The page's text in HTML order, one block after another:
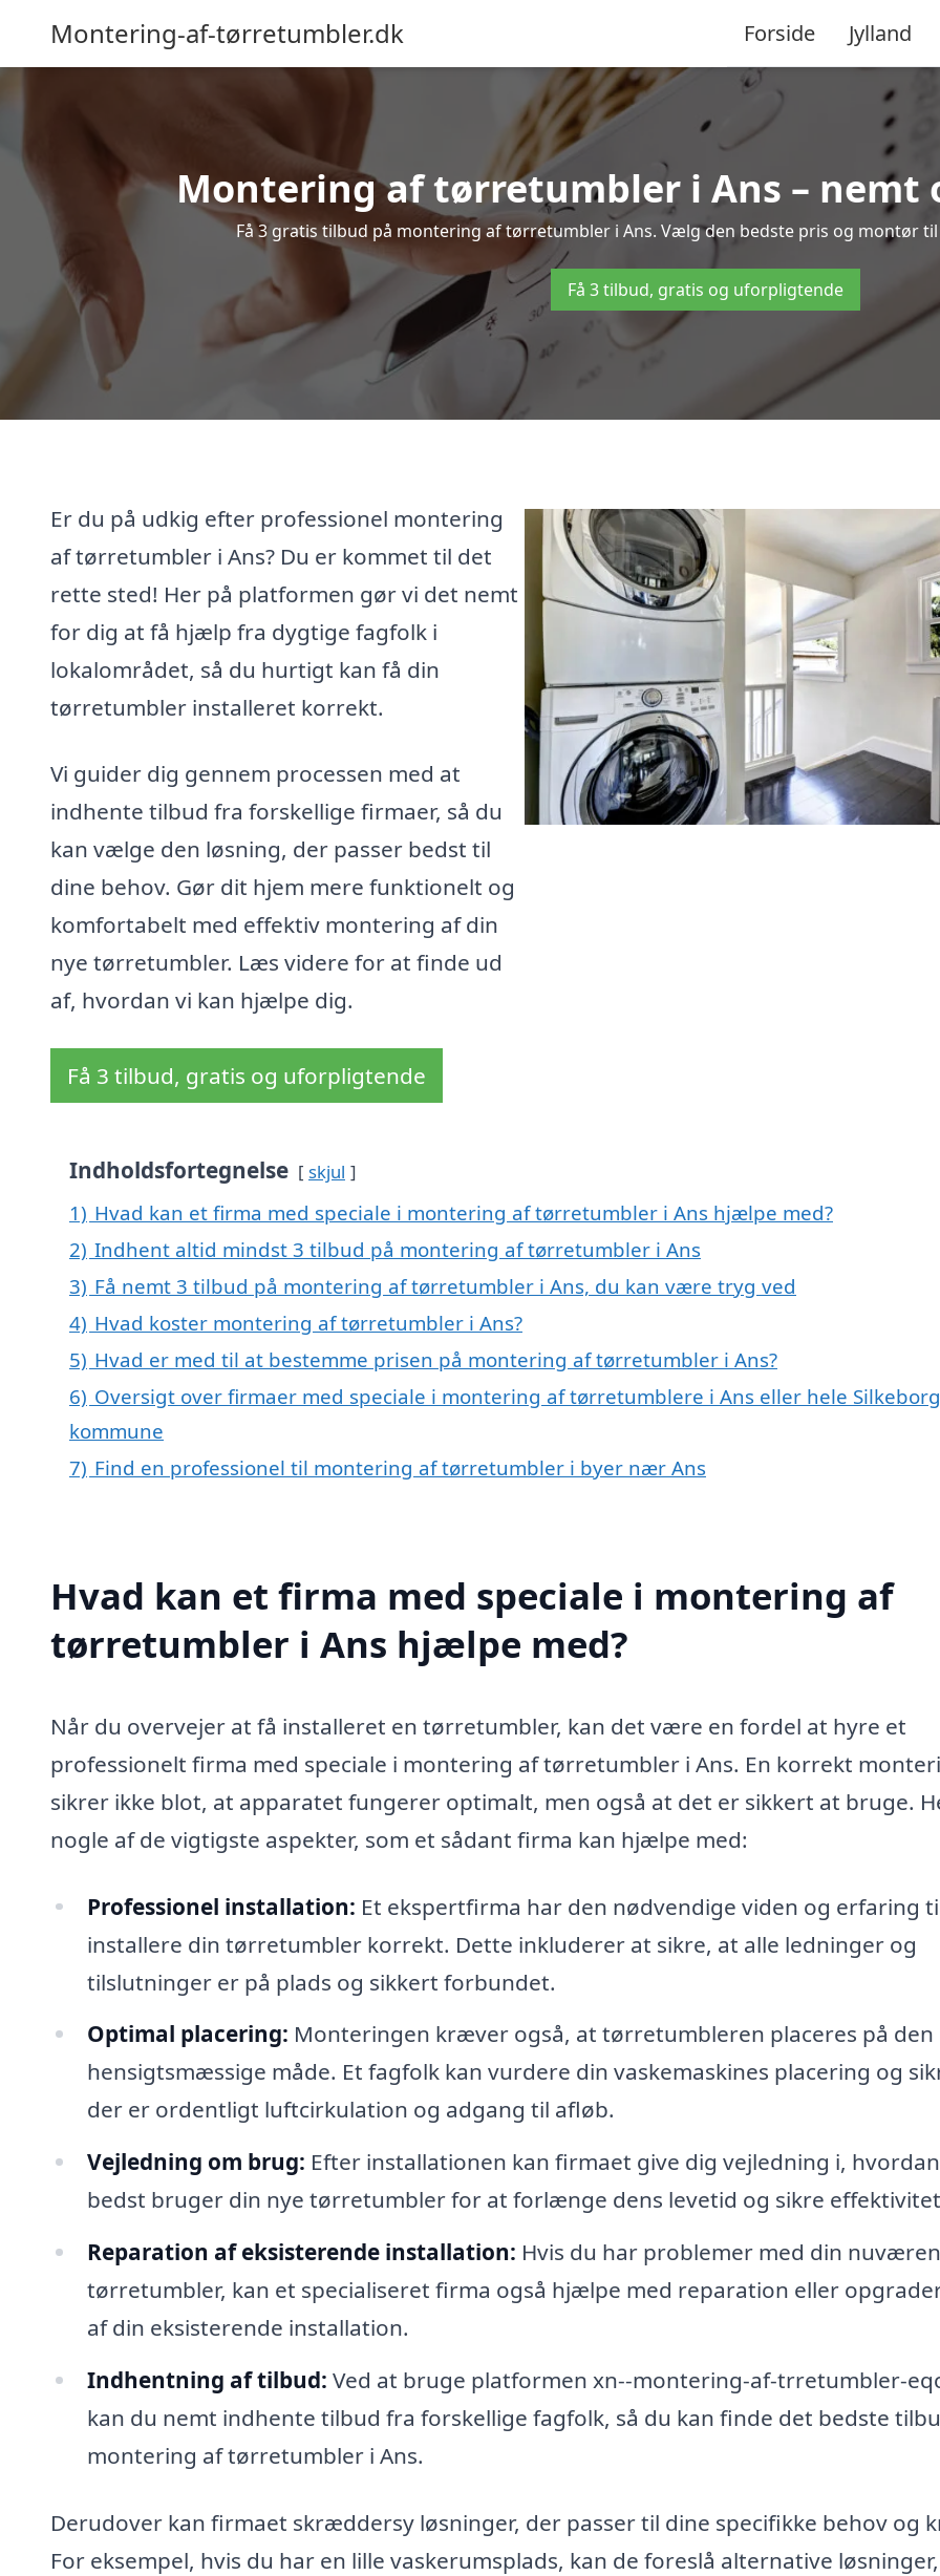
Montering-af-tørretumbler.dk Forside Jylland
Montering af tørretumbler i Ans – nemt
Få 3 gratis tilbud på montering af tørretumbler i Ans. Vælg den bedste pris og montør
Få 3 tilbud, gratis og uforpligtende
Er du på udkig efter professionel montering
af tørretumbler i Ans? Du er kommet til det
rette sted! Her på platformen gør vi det nemt
for dig at få hjælp fra dygtige fagfolk i
lokalområdet, så du hurtigt kan få din
tørretumbler installeret korrekt.
Vi guider dig gennem processen med at
indhente tilbud fra forskellige firmaer, så du
kan vælge den løsning, der passer bedst til
dine behov. Gør dit hjem mere funktionelt og
komfortabelt med effektiv montering af din
nye tørretumbler. Læs videre for at finde ud
af, hvordan vi kan hjælpe dig.
Få 3 tilbud, gratis og uforpligtende
Indholdsfortegnelse skjul
1) Hvad kan et firma med speciale i montering af tørretumbler i Ans hjælpe med?
2) Indhent altid mindst 3 tilbud på montering af tørretumbler i Ans
3) Få nemt 3 tilbud på montering af tørretumbler i Ans, du kan være tryg ved
4) Hvad koster montering af tørretumbler i Ans?
5) Hvad er med til at bestemme prisen på montering af tørretumbler i Ans?
6) Oversigt over firmaer med speciale i montering af tørretumblere i Ans eller hele Silkeborg
kommune
7) Find en professionel til montering af tørretumbler i byer nær Ans
Hvad kan et firma med speciale i montering af
tørretumbler i Ans hjælpe med?
Når du overvejer at få installeret en tørretumbler, kan det være en fordel at hyre et
professionelt firma med speciale i montering af tørretumbler i Ans. En korrekt
sikrer ikke blot, at apparatet fungerer optimalt, men også at det er sikkert at bruge.
nogle af de vigtigste aspekter, som et sådant firma kan hjælpe med:
Professionel installation: Et ekspertfirma har den nødvendige viden og erfaring
installere din tørretumbler korrekt. Dette inkluderer at sikre, at alle ledninger og
tilslutninger er på plads og sikkert forbundet.
Optimal placering: Monteringen kræver også, at tørretumbleren placeres på den
hensigtsmæssige måde. Et fagfolk kan vurdere din vaskemaskines placering og
der er ordentligt luftcirkulation og adgang til afløb.
Vejledning om brug: Efter installationen kan firmaet give dig vejledning i,
bedst bruger din nye tørretumbler for at forlænge dens levetid og sikre
Reparation af eksisterende installation: Hvis du har problemer med din
tørretumbler, kan et specialiseret firma også hjælpe med reparation eller
af din eksisterende installation.
Indhentning af tilbud: Ved at bruge platformen xn--montering-af-trretumbler-
kan du nemt indhente tilbud fra forskellige fagfolk, så du kan finde det bedste
montering af tørretumbler i Ans.
Derudover kan firmaet skræddersy løsninger, der passer til dine specifikke behov og
For eksempel, hvis du har en lille vaskerumsplads, kan de foreslå alternative